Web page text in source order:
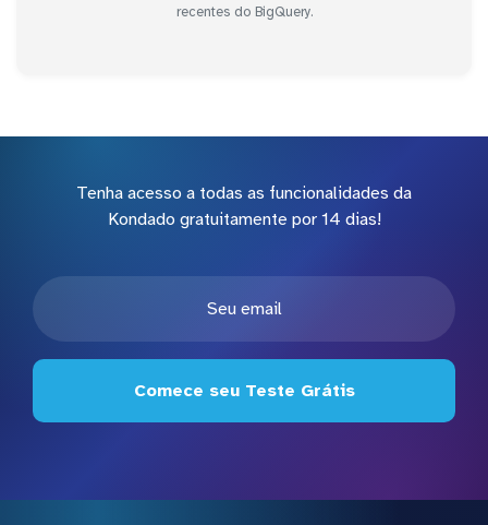
recentes do BigQuery.
Tenha acesso a todas as funcionalidades da
Kondado gratuitamente por 14 dias!
Comece seu Teste Grátis